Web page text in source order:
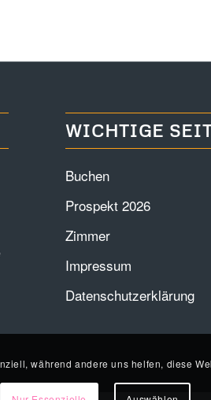
WICHTIGE
Buchen
Prospekt 2026
Zimmer
Impressum
Datenschutzerklärung
während andere uns helfen, diese